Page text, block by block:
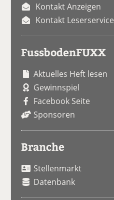
Kontakt Anzeigen
Kontakt Leserservice
FussbodenFUXX
Aktuelles Heft lesen
Gewinnspiel
Facebook Seite
Sponsoren
Branche
Stellenmarkt
Datenbank